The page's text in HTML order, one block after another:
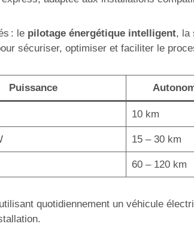
: le pilotage énergétique intelligent, la
sécuriser, optimiser et faciliter le
Puissance
10 km
15 – 30 km
60 – 120 km
quotidiennement un véhicule